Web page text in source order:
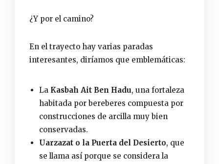
¿Y por el camino?
En el trayecto hay varias paradas
interesantes, diríamos que emblemáticas:
La Kasbah Ait Ben Hadu, una fortaleza
habitada por bereberes compuesta por
construcciones de arcilla muy bien
conservadas.
Uarzazat o la Puerta del Desierto, que
se llama así porque se considera la